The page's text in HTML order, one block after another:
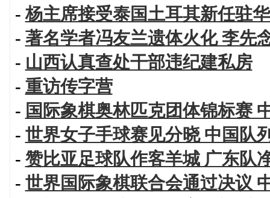
-杨主席接受泰国土耳其新任驻
- 著名学者冯友兰遗体火化 李
- 山西认真查处干部违纪建私房
- 重访传字营
- 国际象棋奥林匹克团体锦标赛
- 世界女子手球赛见分晓 中国队
- 赞比亚足球队作客羊城 广东队
- 世界国际象棋联合会通过决议